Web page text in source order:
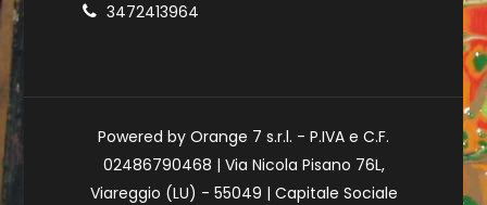
3472413964
Powered by Orange 7 s.r.l. - P.IVA e C.F.
02486790468 | Via Nicola Pisano 76L,
Viareggio (LU) - 55049 | Capitale Sociale